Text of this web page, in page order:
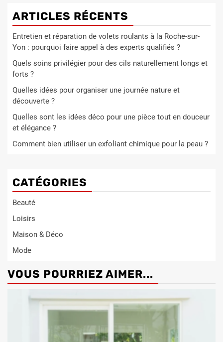
ARTICLES RÉCENTS
Entretien et réparation de volets roulants à la Roche-sur-
Yon : pourquoi faire appel à des experts qualifiés ?
Quels soins privilégier pour des cils naturellement longs et
forts ?
Quelles idées pour organiser une journée nature et
découverte ?
Quelles sont les idées déco pour une pièce tout en douceur
et élégance ?
Comment bien utiliser un exfoliant chimique pour la peau ?
CATÉGORIES
Beauté
Loisirs
Maison & Déco
Mode
VOUS POURRIEZ AIMER...